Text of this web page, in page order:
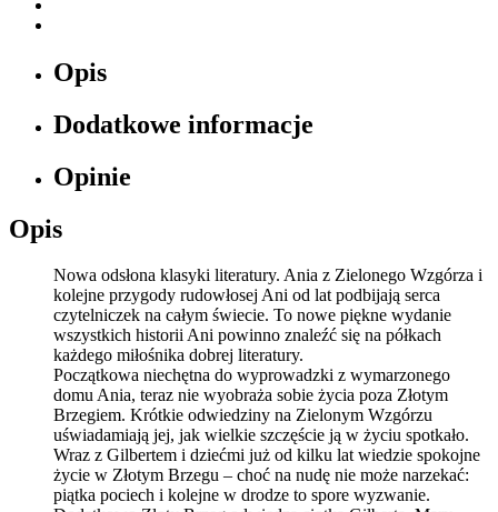
Opis
Dodatkowe informacje
Opinie
Opis
Nowa odsłona klasyki literatury. Ania z Zielonego Wzgórza i
kolejne przygody rudowłosej Ani od lat podbijają serca
czytelniczek na całym świecie. To nowe piękne wydanie
wszystkich historii Ani powinno znaleźć się na półkach
każdego miłośnika dobrej literatury.
Początkowa niechętna do wyprowadzki z wymarzonego
domu Ania, teraz nie wyobraża sobie życia poza Złotym
Brzegiem. Krótkie odwiedziny na Zielonym Wzgórzu
uświadamiają jej, jak wielkie szczęście ją w życiu spotkało.
Wraz z Gilbertem i dziećmi już od kilku lat wiedzie spokojne
życie w Złotym Brzegu – choć na nudę nie może narzekać:
piątka pociech i kolejne w drodze to spore wyzwanie.